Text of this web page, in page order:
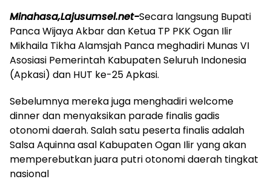
Minahasa,Lajusumsel.net-Secara langsung Bupati
Panca Wijaya Akbar dan Ketua TP PKK Ogan Ilir
Mikhaila Tikha Alamsjah Panca meghadiri Munas VI
Asosiasi Pemerintah Kabupaten Seluruh Indonesia
(Apkasi) dan HUT ke-25 Apkasi.
Sebelumnya mereka juga menghadiri welcome
dinner dan menyaksikan parade finalis gadis
otonomi daerah. Salah satu peserta finalis adalah
Salsa Aquinna asal Kabupaten Ogan Ilir yang akan
memperebutkan juara putri otonomi daerah tingkat
nasional